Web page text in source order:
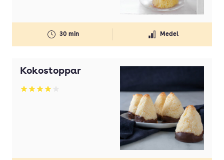
30 min Medel
Kokostoppar
Betyg: 4 av 5